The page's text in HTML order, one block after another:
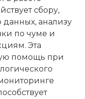
сбору,
анализу
по чуме и
Эта
помощь при